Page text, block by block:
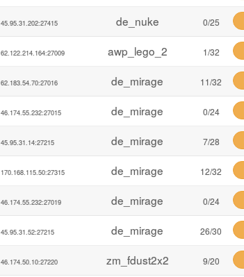
45.95.31.202:27415 de_nuke 0/25
62.122.214.164:27009 awp_lego_2 1/32
62.183.54.70:27016 de_mirage 11/32
46.174.55.232:27015 de_mirage 0/24
45.95.31.14:27215 de_mirage 7/28
170.168.115.50:27315 de_mirage 12/32
46.174.55.232:27019 de_mirage 0/24
45.95.31.52:27215 de_mirage 26/30
46.174.50.10:27220 zm_fdust2x2 9/20